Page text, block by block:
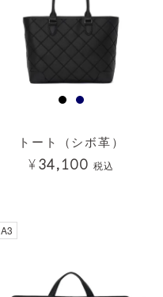
トート（シボ革）
¥34,100 税込
A3